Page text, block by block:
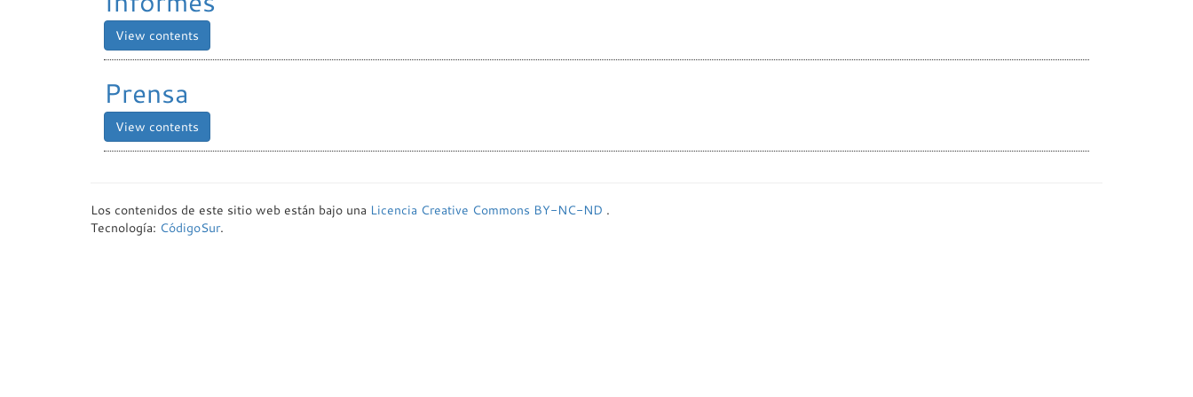
View contents
Prensa
View contents
Los contenidos de este sitio web están bajo una Licencia Creative Commons BY-NC-ND .
Tecnología: CódigoSur.